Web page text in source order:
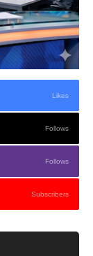
Likes
Follows
Follows
Subscribers